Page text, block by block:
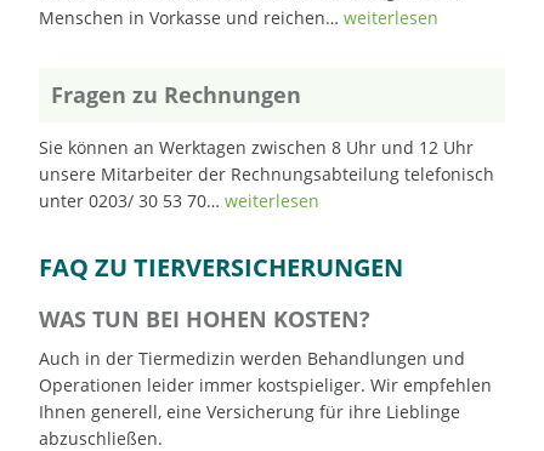
Menschen in Vorkasse und reichen…weiterlesen
Fragen zu Rechnungen
Sie können an Werktagen zwischen 8 Uhr und 12 Uhr
unsere Mitarbeiter der Rechnungsabteilung telefonisch
unter 0203/ 30 53 70…weiterlesen
FAQ ZU TIERVERSICHERUNGEN
WAS TUN BEI HOHEN KOSTEN?
Auch in der Tiermedizin werden Behandlungen und
Operationen leider immer kostspieliger. Wir empfehlen
Ihnen generell, eine Versicherung für ihre Lieblinge
abzuschließen.